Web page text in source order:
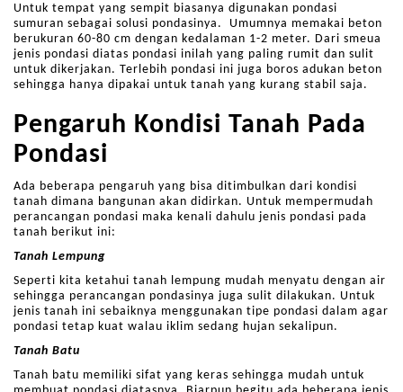
Untuk tempat yang sempit biasanya digunakan pondasi
sumuran sebagai solusi pondasinya. Umumnya memakai beton
berukuran 60-80 cm dengan kedalaman 1-2 meter. Dari smeua
jenis pondasi diatas pondasi inilah yang paling rumit dan sulit
untuk dikerjakan. Terlebih pondasi ini juga boros adukan beton
sehingga hanya dipakai untuk tanah yang kurang stabil saja.
Pengaruh Kondisi Tanah Pada
Pondasi
Ada beberapa pengaruh yang bisa ditimbulkan dari kondisi
tanah dimana bangunan akan didirkan. Untuk mempermudah
perancangan pondasi maka kenali dahulu jenis pondasi pada
tanah berikut ini:
Tanah Lempung
Seperti kita ketahui tanah lempung mudah menyatu dengan air
sehingga perancangan pondasinya juga sulit dilakukan. Untuk
jenis tanah ini sebaiknya menggunakan tipe pondasi dalam agar
pondasi tetap kuat walau iklim sedang hujan sekalipun.
Tanah Batu
Tanah batu memiliki sifat yang keras sehingga mudah untuk